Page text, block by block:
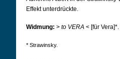
Effekt unterdrückte.
Widmung: > to VERA < [für Vera]*.
* Strawinsky.